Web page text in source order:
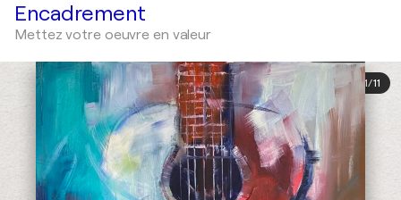
Encadrement
Mettez votre oeuvre en valeur
1/11